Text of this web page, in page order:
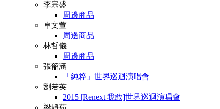
李宗盛
周邊商品
卓文萱
周邊商品
林哲儀
周邊商品
張韶涵
「純粹」世界巡迴演唱會
劉若英
2015 [Renext 我敢]世界巡迴演唱會
梁靜茹